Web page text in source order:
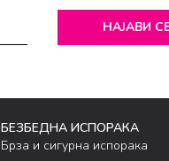
НАЈАВИ
БЕЗБЕДНА ИСПОРАКА
Брза и сигурна испорака